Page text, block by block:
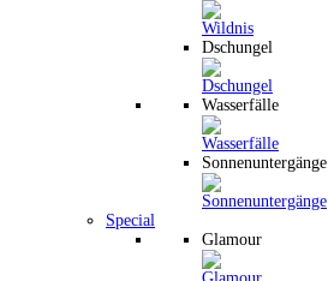
Dschungel
Wasserfälle
Sonnenuntergänge
Special
Glamour